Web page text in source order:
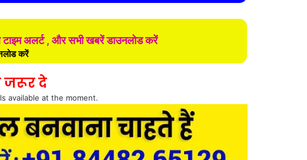
टाइम अलर्ट , और सभी खबरें डाउनलोड करें
करें
जरूर दे
available at the moment.